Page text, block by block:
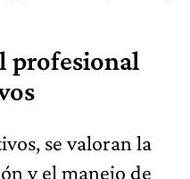
profesional
se valoran la
y el manejo de